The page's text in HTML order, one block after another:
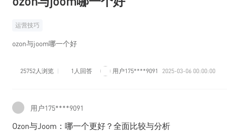
运营技巧
ozon与joom哪一个好
25752人浏览 1人回答 用户175****9091 2025-03-06 00:00:00
用户175****9091
Ozon与Joom：哪一个更好？全面比较与分析